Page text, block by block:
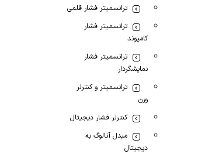
ترانسمیتر فشار قلمی
ترانسمیتر فشار
کامپوند
ترانسمیتر فشار
نمایشگردار
ترانسمیتر و کنترلر
وزن
کنترلر فشار دیجیتال
مبدل آنالوگ به
دیجیتال